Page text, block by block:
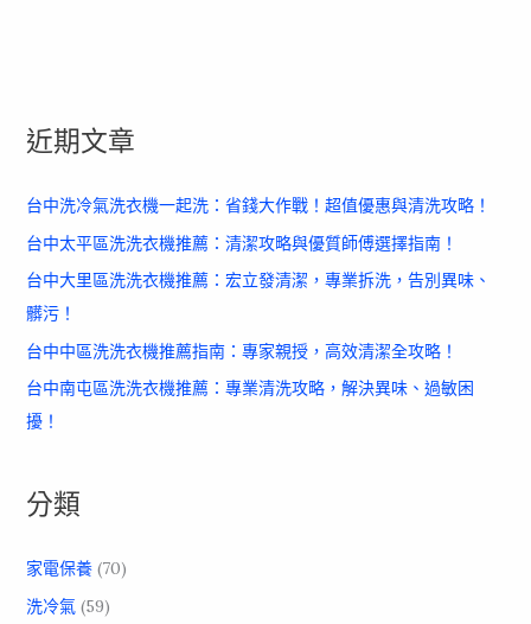
近期文章
台中洗冷氣洗衣機一起洗：省錢大作戰！超值優惠與清洗攻略！
台中太平區洗洗衣機推薦：清潔攻略與優質師傅選擇指南！
台中大里區洗洗衣機推薦：宏立發清潔，專業拆洗，告別異味、
髒污！
台中中區洗洗衣機推薦指南：專家親授，高效清潔全攻略！
台中南屯區洗洗衣機推薦：專業清洗攻略，解決異味、過敏困
擾！
分類
家電保養(70)
洗冷氣(59)